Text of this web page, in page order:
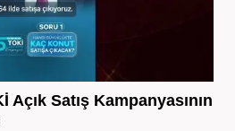
Satış Kampanyasının